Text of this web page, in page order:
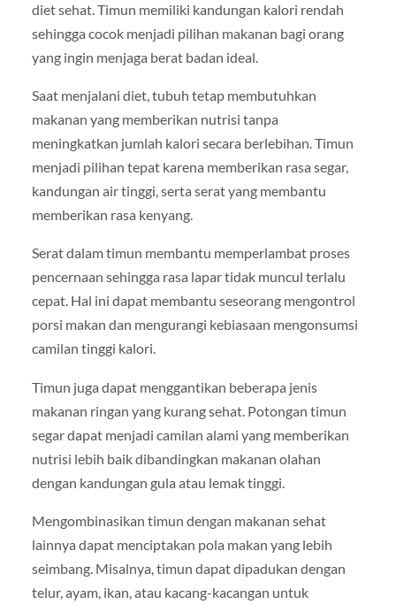
diet sehat. Timun memiliki kandungan kalori rendah
sehingga cocok menjadi pilihan makanan bagi orang
yang ingin menjaga berat badan ideal.
Saat menjalani diet, tubuh tetap membutuhkan
makanan yang memberikan nutrisi tanpa
meningkatkan jumlah kalori secara berlebihan. Timun
menjadi pilihan tepat karena memberikan rasa segar,
kandungan air tinggi, serta serat yang membantu
memberikan rasa kenyang.
Serat dalam timun membantu memperlambat proses
pencernaan sehingga rasa lapar tidak muncul terlalu
cepat. Hal ini dapat membantu seseorang mengontrol
porsi makan dan mengurangi kebiasaan mengonsumsi
camilan tinggi kalori.
Timun juga dapat menggantikan beberapa jenis
makanan ringan yang kurang sehat. Potongan timun
segar dapat menjadi camilan alami yang memberikan
nutrisi lebih baik dibandingkan makanan olahan
dengan kandungan gula atau lemak tinggi.
Mengombinasikan timun dengan makanan sehat
lainnya dapat menciptakan pola makan yang lebih
seimbang. Misalnya, timun dapat dipadukan dengan
telur, ayam, ikan, atau kacang-kacangan untuk